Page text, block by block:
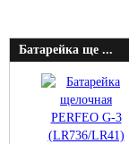
Батарейка ще ...